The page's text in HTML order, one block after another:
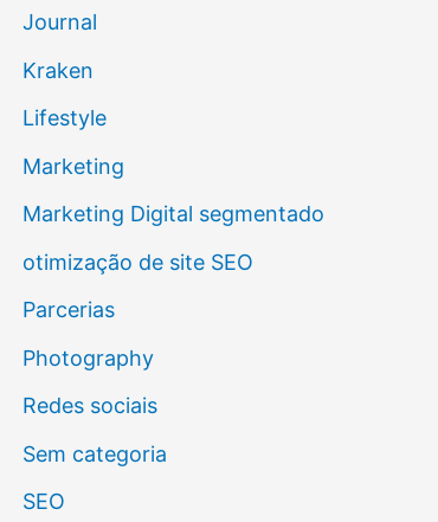
Journal
Kraken
Lifestyle
Marketing
Marketing Digital segmentado
otimização de site SEO
Parcerias
Photography
Redes sociais
Sem categoria
SEO